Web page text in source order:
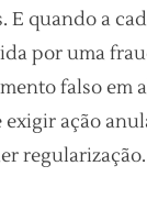
E quando a
por uma
falso em
exigir ação
regularização.